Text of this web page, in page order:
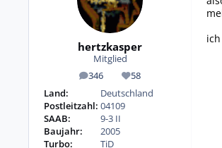
hertzkasper
Mitglied
346
Beiträge 58
Reputation
Land:
Deutschland
Postleitzahl: 04109
SAAB:
9-3 II
Baujahr:
2005
Turbo:
TiD